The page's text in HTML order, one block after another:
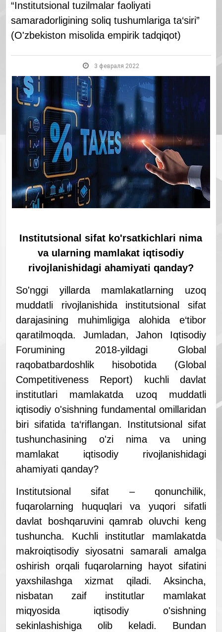
“Institutsional tuzilmalar faoliyati
samaradorligining soliq tushumlariga ta‘siri”
(O'zbekiston misolida empirik tadqiqot)
3 февраля 2022
Institutsional sifat ko'rsatkichlari nima
va ularning mamlakat iqtisodiy
rivojlanishidagi ahamiyati qanday?
So'nggi yillarda mamlakatlarning uzoq
muddatli rivojlanishida institutsional sifat
darajasining muhimligiga alohida e‘tibor
qaratilmoqda. Jumladan, Jahon Iqtisodiy
Forumining 2018-yildagi Global
raqobatbardoshlik hisobotida (Global
Competitiveness Report) kuchli davlat
institutlari mamlakatda uzoq muddatli
iqtisodiy o'sishning fundamental omillaridan
biri sifatida ta‘riflangan. Institutsional sifat
tushunchasining o'zi nima va uning
mamlakat iqtisodiy rivojlanishidagi
ahamiyati qanday?
Institutsional sifat – qonunchilik,
fuqarolarning huquqlari va yuqori sifatli
davlat boshqaruvini qamrab oluvchi keng
tushuncha. Kuchli institutlar mamlakatda
makroiqtisodiy siyosatni samarali amalga
oshirish orqali fuqarolarning hayot sifatini
yaxshilashga xizmat qiladi. Aksincha,
nisbatan zaif institutlar mamlakat
miqyosida iqtisodiy o'sishning
sekinlashishiga olib keladi. Bundan